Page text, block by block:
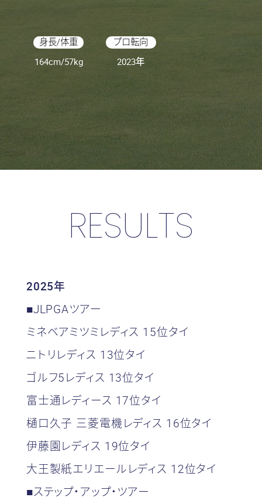
身長/体重
164cm/57kg
プロ転向
2023年
RESULTS
2025年
■JLPGAツアー
ミネベアミツミレディス 15位タイ
ニトリレディス 13位タイ
ゴルフ5レディス 13位タイ
富士通レディース 17位タイ
樋口久子 三菱電機レディス 16位タイ
伊藤園レディス 19位タイ
大王製紙エリエールレディス 12位タイ
■ステップ・アップ・ツアー